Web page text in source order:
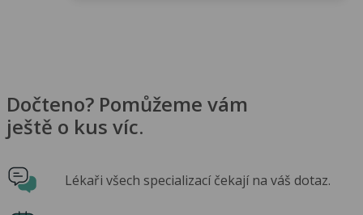
Dočteno? Pomůžeme vám
ještě o kus víc.
Lékaři všech specializací čekají na váš dotaz.